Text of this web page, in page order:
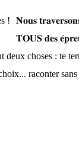
𝐍𝐨𝐮𝐬
𝐓𝐎𝐔𝐒 𝐝𝐞𝐬
deux choses : te
raconter sans